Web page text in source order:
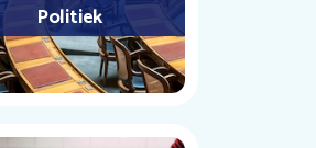
Politiek